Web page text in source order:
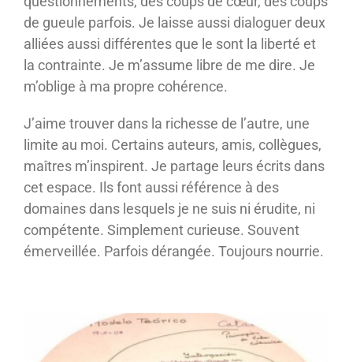
de gueule parfois. Je laisse aussi dialoguer deux
alliées aussi différentes que le sont la liberté et
la contrainte. Je m’assume libre de me dire. Je
m’oblige à ma propre cohérence.
J’aime trouver dans la richesse de l’autre, une
limite au moi. Certains auteurs, amis, collègues,
maîtres m’inspirent. Je partage leurs écrits dans
cet espace. Ils font aussi référence à des
domaines dans lesquels je ne suis ni érudite, ni
compétente. Simplement curieuse. Souvent
émerveillée. Parfois dérangée. Toujours nourrie.